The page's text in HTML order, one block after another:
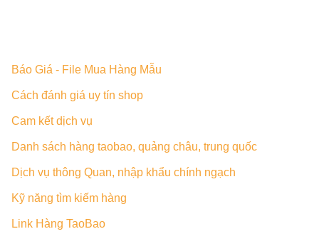
Báo Giá - File Mua Hàng Mẫu
Cách đánh giá uy tín shop
Cam kết dịch vụ
Danh sách hàng taobao, quảng châu, trung quốc
Dịch vụ thông Quan, nhập khẩu chính ngạch
Kỹ năng tìm kiếm hàng
Link Hàng TaoBao